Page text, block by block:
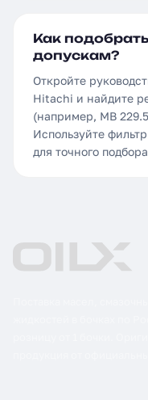
Как
допускам?
Откройте
Hitachi и найдите
(например, MB
Используйте
для точного